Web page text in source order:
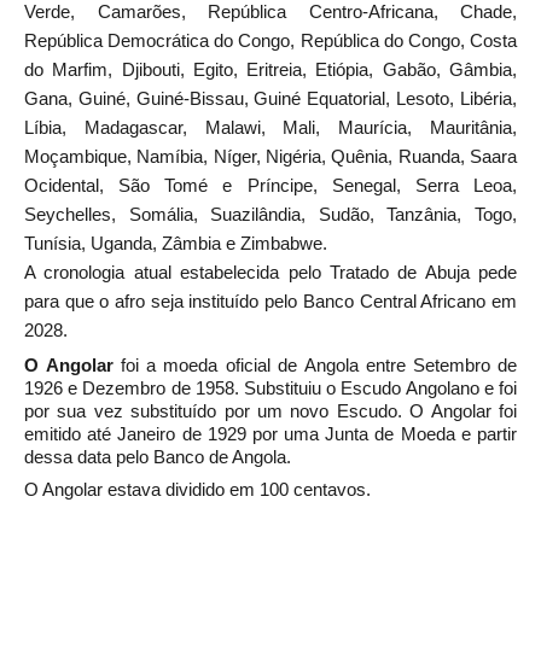
Verde, Camarões, República Centro-Africana, Chade,
República Democrática do Congo, República do Congo, Costa
do Marfim, Djibouti, Egito, Eritreia, Etiópia, Gabão, Gâmbia,
Gana, Guiné, Guiné-Bissau, Guiné Equatorial, Lesoto, Libéria,
Líbia, Madagascar, Malawi, Mali, Maurícia, Mauritânia,
Moçambique, Namíbia, Níger, Nigéria, Quênia, Ruanda, Saara
Ocidental, São Tomé e Príncipe, Senegal, Serra Leoa,
Seychelles, Somália, Suazilândia, Sudão, Tanzânia, Togo,
Tunísia, Uganda, Zâmbia e Zimbabwe.
A cronologia atual estabelecida pelo Tratado de Abuja pede
para que o afro seja instituído pelo Banco Central Africano em
2028.
O Angolar foi a moeda oficial de Angola entre Setembro de
1926 e Dezembro de 1958. Substituiu o Escudo Angolano e foi
por sua vez substituído por um novo Escudo. O Angolar foi
emitido até Janeiro de 1929 por uma Junta de Moeda e partir
dessa data pelo Banco de Angola.
O Angolar estava dividido em 100 centavos.